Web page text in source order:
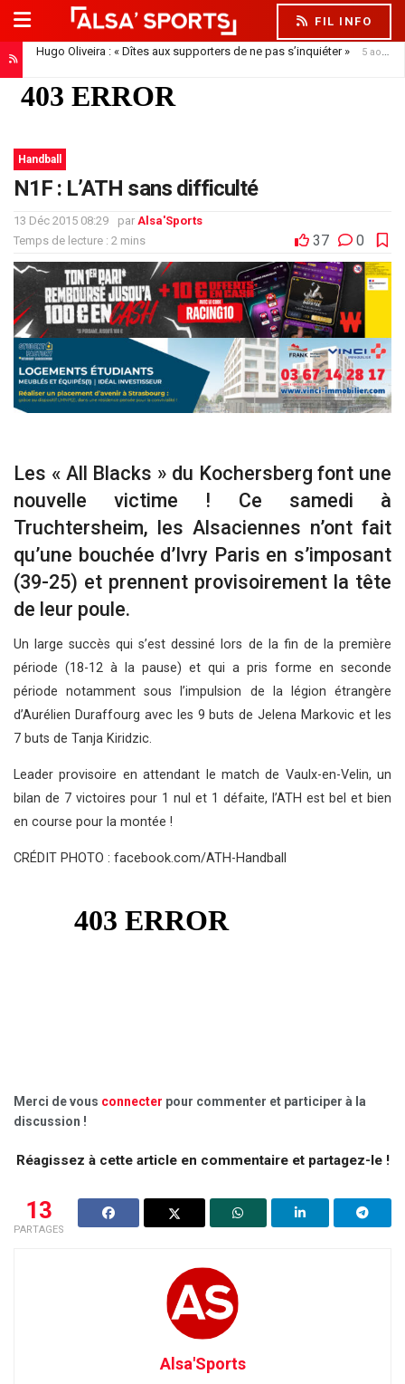
FIL INFO
Hugo Oliveira : « Dîtes aux supporters de ne pas s’inquiéter » 5 août 2026
Handball
N1F : L’ATH sans difficulté
13 Déc 2015 08:29 par Alsa'Sports
Temps de lecture : 2 mins
37 0
Les « All Blacks » du Kochersberg font une
nouvelle victime ! Ce samedi à
Truchtersheim, les Alsaciennes n’ont fait
qu’une bouchée d’Ivry Paris en s’imposant
(39-25) et prennent provisoirement la tête
de leur poule.
Un large succès qui s’est dessiné lors de la fin de la première
période (18-12 à la pause) et qui a pris forme en seconde
période notamment sous l’impulsion de la légion étrangère
d’Aurélien Duraffourg avec les 9 buts de Jelena Markovic et les
7 buts de Tanja Kiridzic.
Leader provisoire en attendant le match de Vaulx-en-Velin, un
bilan de 7 victoires pour 1 nul et 1 défaite, l’ATH est bel et bien
en course pour la montée !
CRÉDIT PHOTO : facebook.com/ATH-Handball
Merci de vous connecter pour commenter et participer à la
discussion !
Réagissez à cette article en commentaire et partagez-le !
13
PARTAGES
Alsa'Sports